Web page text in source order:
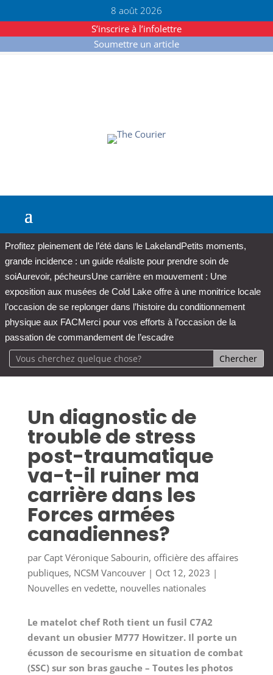
8 août 2026
S’inscrire à l’infolettre
Soumettre un article
Profitez pleinement de l’été dans le LakelandPetits moments,
grande incidence : un guide réaliste pour prendre soin de
soiAurevoir, pécheursUne carrière en mouvement : Une
exposition aux musées de Cold Lake offre à une monitrice locale
l’occasion de se replonger dans l’histoire du conditionnement
physique aux FACMerci pour vos efforts à l’occasion de la
passation de commandement de l’escadre
Un diagnostic de
trouble de stress
post-traumatique
va-t-il ruiner ma
carrière dans les
Forces armées
canadiennes?
par Capt Véronique Sabourin, officière des affaires
publiques, NCSM Vancouver| Oct 12, 2023 |
Nouvelles en vedette, nouvelles nationales
Le matelot chef Roth tient un fusil C7A2
devant un obusier M777 Howitzer. Il porte un
écusson de secourisme en situation de combat
(SSC) sur son bras gauche – Toutes les photos